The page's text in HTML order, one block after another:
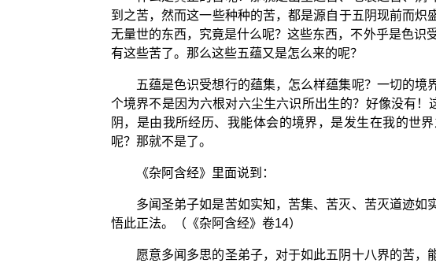
到之苦，然而这一些种种的苦，都是源自于五阴现前而炽
无量世的东西，究竟是什么呢？这些东西，不外乎是色识
有这些苦了。那么这些五蕴又是怎么来的呢？
五蕴是色识受想行的蕴集，怎么样蕴集呢？一切的
个境界不是因为六根对六尘生六识所出生的？好像没有
阴，是由我所经历、我能体会的境界，是发生在我的世
呢？那就不是了。
《杂阿含经》里面说到：
多闻圣弟子如是苦如实知，苦集、苦灭、苦灭道迹如
悟此正法。（《杂阿含经》卷14）
愿意多闻多思的圣弟子，对于如此五阴十八界的苦